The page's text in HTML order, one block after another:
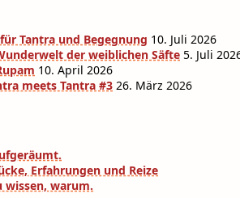
Tantra und Begegnung 10. Juli 2026
der weiblichen Säfte 5. Juli
10. April 2026
meets Tantra #3 26. März 2026
Erfahrungen und Reize
wissen, warum.